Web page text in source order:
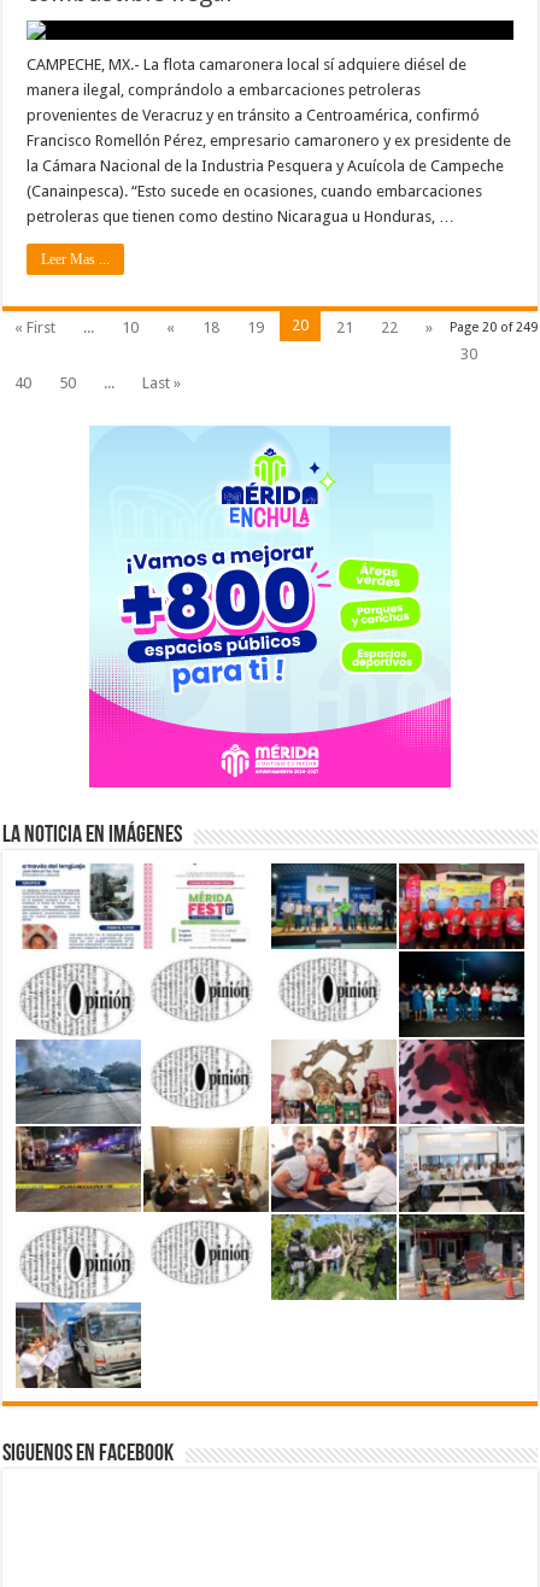
CAMPECHE, MX.- La flota camaronera local sí adquiere diésel de
manera ilegal, comprándolo a embarcaciones petroleras
provenientes de Veracruz y en tránsito a Centroamérica, confirmó
Francisco Romellón Pérez, empresario camaronero y ex presidente de
la Cámara Nacional de la Industria Pesquera y Acuícola de Campeche
(Canainpesca). “Esto sucede en ocasiones, cuando embarcaciones
petroleras que tienen como destino Nicaragua u Honduras, …
Leer Mas ...
Page 20 of 249
« First ... 10 « 18 19 20 21 22
»
30
40
50 ... Last »
La Noticia en Imágenes
Siguenos en Facebook